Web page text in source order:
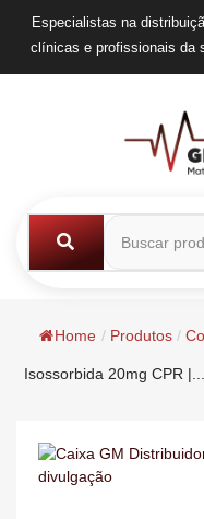
Especialistas na
clínicas e profissionais da
Home / Produtos /
Isossorbida 20mg CPR |...